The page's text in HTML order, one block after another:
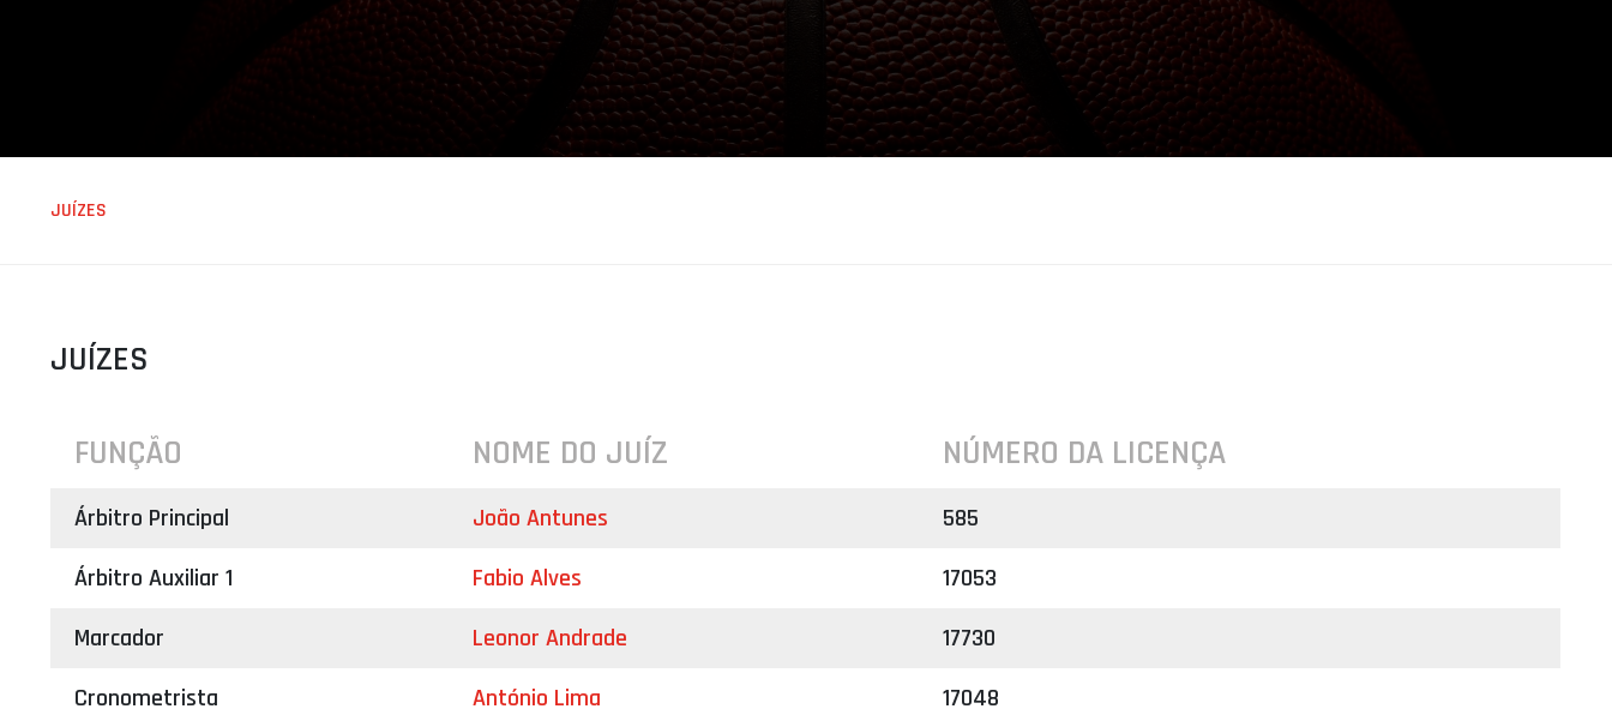
JUÍZES
JUÍZES
FUNÇÃO NOME DO JUÍZ NÚMERO DA LICENÇA
Árbitro Principal João Antunes
585
Árbitro Auxiliar 1
Fabio Alves
17053
Marcador
Leonor Andrade
17730
Cronometrista
António Lima
17048